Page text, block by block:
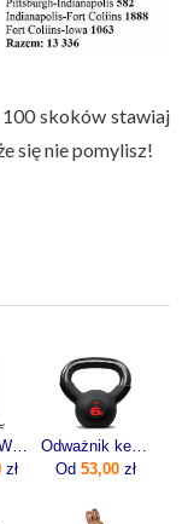
100 skoków stawiaj
się nie pomylisz!
Olimp Pro Whey Shake 700g
zł
Odważnik kettlebell żeliwny 6kg
Od 53,00zł